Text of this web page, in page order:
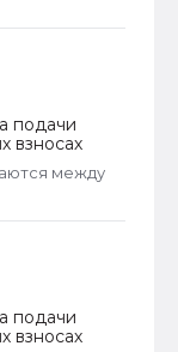
подачи
взносах
между
подачи
взносах